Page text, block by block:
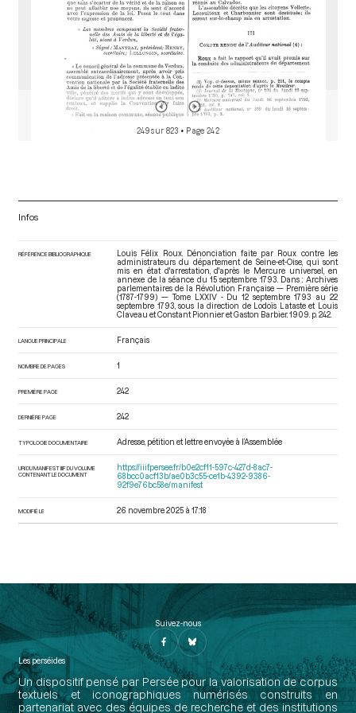
249 sur 823 • Page 242
Infos
RÉFÉRENCE BIBLIOGRAPHIQUE
Louis Félix Roux. Dénonciation faite par Roux contre les
administrateurs du département de Seine-et-Oise, qui sont
mis en état d'arrestation, d'après le Mercure universel, en
annexe de la séance du 15 septembre 1793. Dans : Archives
parlementaires de la Révolution Française — Première série
(1787-1799) — Tome LXXIV - Du 12 septembre 1793 au 22
septembre 1793 , sous la direction de Lodoïs Lataste et Louis
Claveau et Constant Pionnier et Gaston Barbier. 1909. p. 242.
LANGUE PRINCIPALE Français
NOMBRE DE PAGES 1
PREMIÈRE PAGE 242
DERNIÈRE PAGE 242
TYPOLOGIE DOCUMENTAIRE Adresse, pétition et lettre envoyée à l’Assemblée
URI DU MANIFEST IIIF DU VOLUME
CONTENANT LE DOCUMENT
https://iiif.persee.fr/b0e2cf11-597c-427d-8ac7-
68bcc0acf13b/ae0b3c55-ce1b-4392-9386-
92f9e76bc58e/manifest
MODIFIÉ LE 26 novembre 2025 à 17:18
Suivez-nous
Les perséides
Un dispositif pensé par Persée pour la valorisation de corpus
textuels et iconographiques numérisés construits en
partenariat avec des équipes de recherche et des institutions